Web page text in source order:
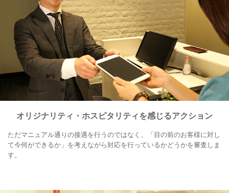
オリジナリティ・ホスピタリティを感じるアクション
ただマニュアル通りの接遇を行うのではなく、「目の前のお客様に対し
て今何ができるか」を考えながら対応を行っているかどうかを審査しま
す。